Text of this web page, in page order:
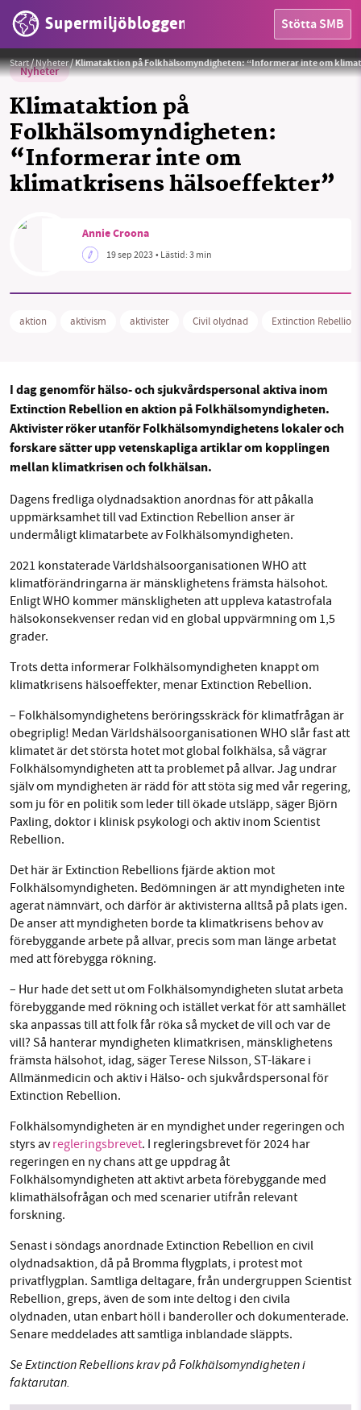
Supermiljöbloggen Stötta SMB
HEM
MILJÖFAKTA
OM OSS
Threads LinkedIn
Start/Nyheter/Klimataktion på Folkhälsomyndigheten: “Informerar inte om
Nyheter
Klimataktion på
Folkhälsomyndigheten:
“Informerar inte om
klimatkrisens hälsoeffekter”
Andres Siimon/Unsplash
Annie Croona
19 sep 2023• Lästid:3 min
aktion aktivism aktivister Civil olydnad Extinction Rebellion
I dag genomför hälso- och sjukvårdspersonal aktiva inom
Extinction Rebellion en aktion på Folkhälsomyndigheten.
Aktivister röker utanför Folkhälsomyndighetens lokaler och
forskare sätter upp vetenskapliga artiklar om kopplingen
mellan klimatkrisen och folkhälsan.
Dagens fredliga olydnadsaktion anordnas för att påkalla
uppmärksamhet till vad Extinction Rebellion anser är
undermåligt klimatarbete av Folkhälsomyndigheten.
2021 konstaterade Världshälsoorganisationen WHO att
klimatförändringarna är mänsklighetens främsta hälsohot.
Enligt WHO kommer mänskligheten att uppleva katastrofala
hälsokonsekvenser redan vid en global uppvärmning om 1,5
grader.
Trots detta informerar Folkhälsomyndigheten knappt om
klimatkrisens hälsoeffekter, menar Extinction Rebellion.
– Folkhälsomyndighetens beröringsskräck för klimatfrågan är
obegriplig! Medan Världshälsoorganisationen WHO slår fast att
klimatet är det största hotet mot global folkhälsa, så vägrar
Folkhälsomyndigheten att ta problemet på allvar. Jag undrar
själv om myndigheten är rädd för att stöta sig med vår regering,
som ju för en politik som leder till ökade utsläpp, säger Björn
Paxling, doktor i klinisk psykologi och aktiv inom Scientist
Rebellion.
Det här är Extinction Rebellions fjärde aktion mot
Folkhälsomyndigheten. Bedömningen är att myndigheten inte
agerat nämnvärt, och därför är aktivisterna alltså på plats igen.
De anser att myndigheten borde ta klimatkrisens behov av
förebyggande arbete på allvar, precis som man länge arbetat
med att förebygga rökning.
– Hur hade det sett ut om Folkhälsomyndigheten slutat arbeta
förebyggande med rökning och istället verkat för att samhället
ska anpassas till att folk får röka så mycket de vill och var de
vill? Så hanterar myndigheten klimatkrisen, mänsklighetens
främsta hälsohot, idag, säger Terese Nilsson, ST-läkare i
Allmänmedicin och aktiv i Hälso- och sjukvårdspersonal för
Extinction Rebellion.
Folkhälsomyndigheten är en myndighet under regeringen och
styrs avregleringsbrevet. I regleringsbrevet för 2024 har
regeringen en ny chans att ge uppdrag åt
Folkhälsomyndigheten att aktivt arbeta förebyggande med
klimathälsofrågan och med scenarier utifrån relevant
forskning.
Senast i söndags anordnade Extinction Rebellion en civil
olydnadsaktion, då på Bromma flygplats, i protest mot
privatflygplan. Samtliga deltagare, från undergruppen Scientist
Rebellion, greps, även de som inte deltog i den civila
olydnaden, utan enbart höll i banderoller och dokumenterade.
Senare meddelades att samtliga inblandade släppts.
Se Extinction Rebellions krav på Folkhälsomyndigheten i
faktarutan.
SMB kämpar för en hållbar framtid. Sedan
starten 2010 har vår ideella redaktion drivit
miljödebatten framåt genom
nyhetsbevakning och granskningar. Nu vill vi
utveckla vårt arbete – och vi hoppas att du
vill hjälpa oss.
Stötta vårt arbete genom att swisha en slant till
1231368703